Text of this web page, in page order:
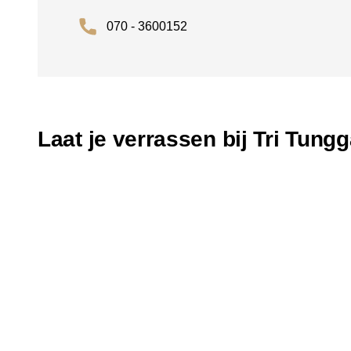
070 - 3600152
Laat je verrassen bij Tri